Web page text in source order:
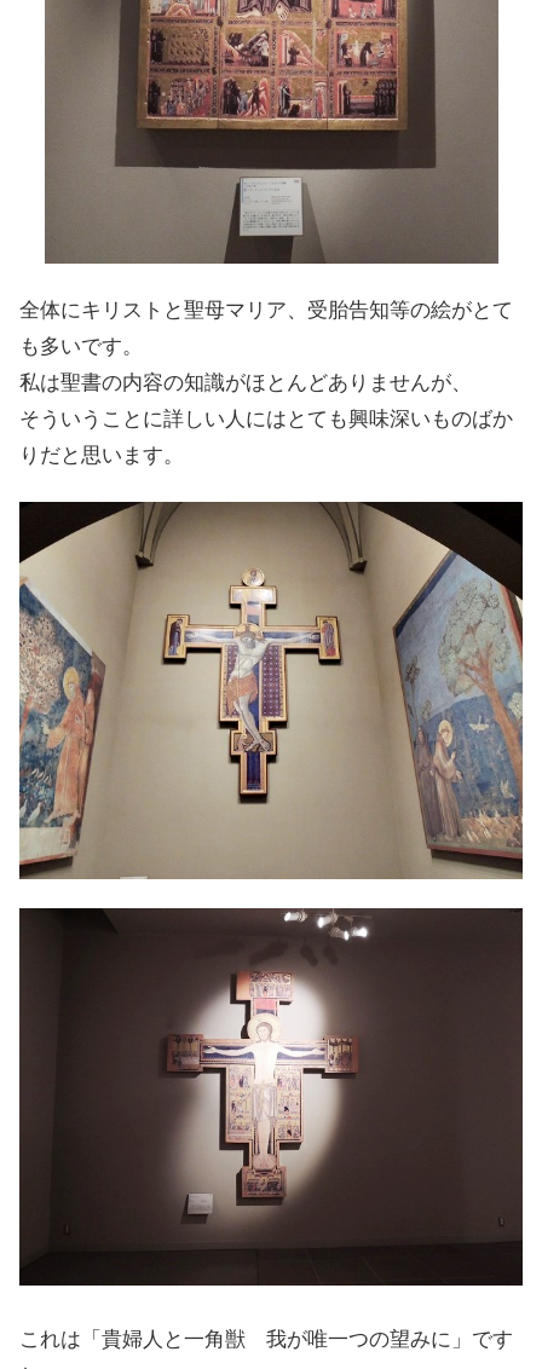
全体にキリストと聖母マリア、受胎告知等の絵がとて
も多いです。
私は聖書の内容の知識がほとんどありませんが、
そういうことに詳しい人にはとても興味深いものばか
りだと思います。
これは「貴婦人と一角獣 我が唯一つの望みに」です